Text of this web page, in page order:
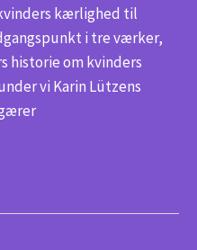
kærlighed til
i tre værker,
historie om kvinders
vi Karin Lützens